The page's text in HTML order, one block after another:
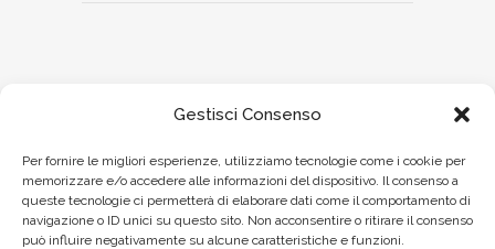
Gestisci Consenso
Per fornire le migliori esperienze, utilizziamo tecnologie come i cookie per
memorizzare e/o accedere alle informazioni del dispositivo. Il consenso a
queste tecnologie ci permetterà di elaborare dati come il comportamento di
navigazione o ID unici su questo sito. Non acconsentire o ritirare il consenso
può influire negativamente su alcune caratteristiche e funzioni.